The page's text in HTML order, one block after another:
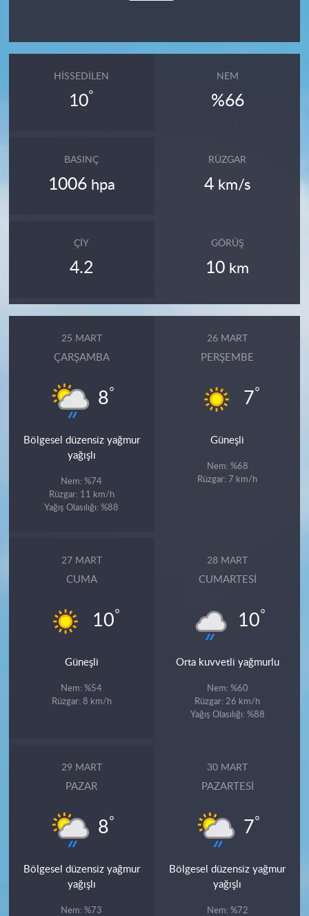
HISSEDILEN
10°
NEM
%66
BASINÇ
1006 hpa
RÜZGAR
4 km/s
ÇIY
4.2
GÖRÜŞ
10 km
25 MART
ÇARŞAMBA
8°
Bölgesel düzensiz yağmur
yağışlı
Nem: %74
Rüzgar: 11 km/h
Yağış Olasılığı: %88
26 MART
PERŞEMBE
7°
Güneşli
Nem: %68
Rüzgar: 7 km/h
27 MART
CUMA
10°
Güneşli
Nem: %54
Rüzgar: 8 km/h
28 MART
CUMARTESI
10°
Orta kuvvetli yağmurlu
Nem: %60
Rüzgar: 26 km/h
Yağış Olasılığı: %88
29 MART
PAZAR
8°
Bölgesel düzensiz yağmur
yağışlı
Nem: %73
30 MART
PAZARTESI
7°
Bölgesel düzensiz yağmur
yağışlı
Nem: %72